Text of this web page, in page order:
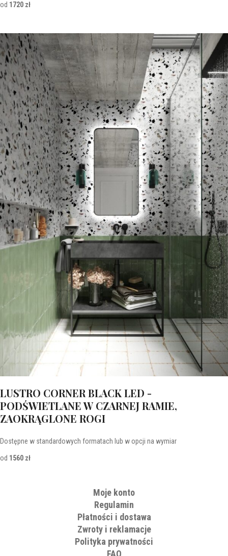
od 1720 zł
LUSTRO CORNER BLACK LED -
PODŚWIETLANE W CZARNEJ RAMIE,
ZAOKRĄGLONE ROGI
Dostępne w standardowych formatach lub w opcji na wymiar
od 1560 zł
Moje konto
Regulamin
Płatności i dostawa
Zwroty i reklamacje
Polityka prywatności